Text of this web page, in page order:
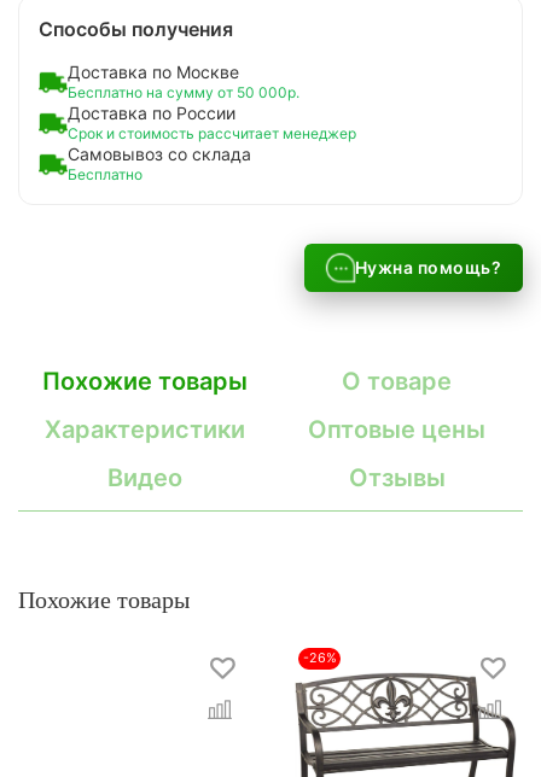
Способы получения
Доставка по Москве
Бесплатно на сумму от 50 000р.
Доставка по России
Срок и стоимость рассчитает менеджер
Самовывоз со склада
Бесплатно
Нужна помощь?
Похожие товары
О товаре
Характеристики
Оптовые цены
Видео
Отзывы
Похожие товары
-26%